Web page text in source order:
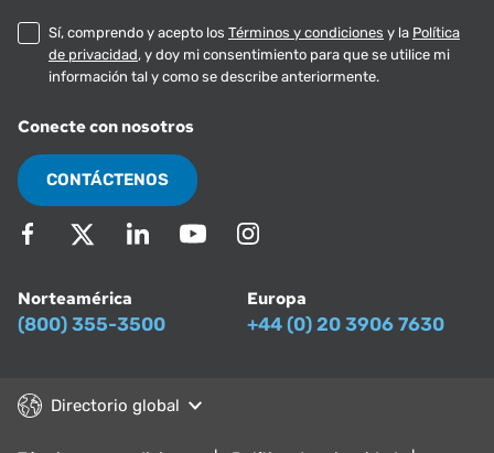
Sí, comprendo y acepto los Términos y condiciones y la Política
de privacidad, y doy mi consentimiento para que se utilice mi
información tal y como se describe anteriormente.
Conecte con nosotros
CONTÁCTENOS
Norteamérica
(800) 355-3500
Europa
+44 (0) 20 3906 7630
Directorio global